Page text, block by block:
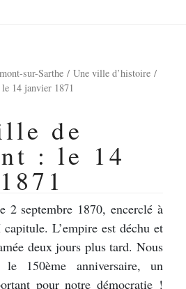
sur-Sarthe
Une ville d’histoire
14 janvier 1871
de
: le 14
2 septembre 1870, encerclé à
L’empire est déchu et
deux jours plus tard. Nous
150ème anniversaire, un
pour notre démocratie !